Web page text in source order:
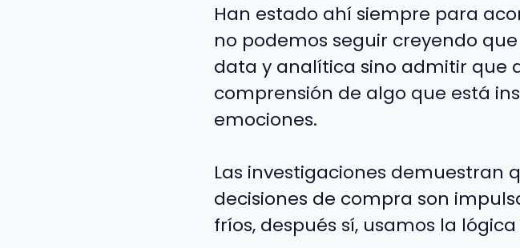
Han estado ahí siempre para
no podemos seguir creyendo
data y analítica sino admitir que
comprensión de algo que está
emociones.
Las investigaciones demuestran
decisiones de compra son
fríos, después sí, usamos la